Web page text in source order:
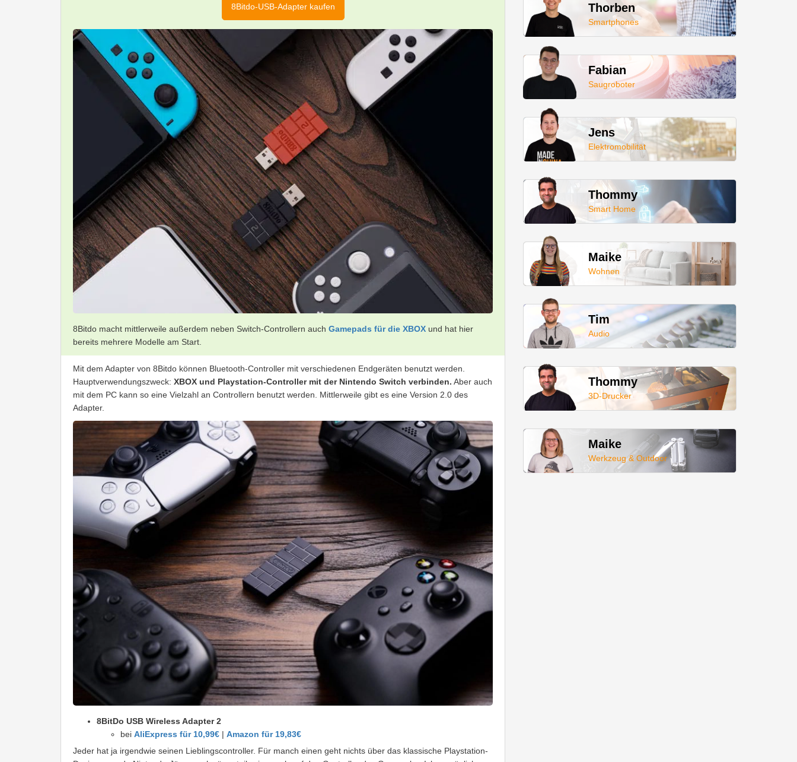
8Bitdo-USB-Adapter kaufen
8Bitdo macht mittlerweile außerdem neben Switch-Controllern auch Gamepads für die XBOX und hat hier
bereits mehrere Modelle am Start.
Mit dem Adapter von 8Bitdo können Bluetooth-Controller mit verschiedenen Endgeräten benutzt werden.
Hauptverwendungszweck: XBOX und Playstation-Controller mit der Nintendo Switch verbinden. Aber auch
mit dem PC kann so eine Vielzahl an Controllern benutzt werden. Mittlerweile gibt es eine Version 2.0 des
Adapter.
8BitDo USB Wireless Adapter 2
bei AliExpress für 10,99€ | Amazon für 19,83€
Jeder hat ja irgendwie seinen Lieblingscontroller. Für manch einen geht nichts über das klassische Playstation-
Thorben
Smartphones
Fabian
Saugroboter
Jens
Elektromobilität
Thommy
Smart Home
Maike
Wohnen
Tim
Audio
Thommy
3D-Drucker
Maike
Werkzeug & Outdoor